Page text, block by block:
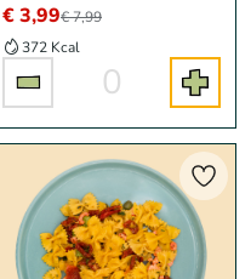
€ 3,99€ 7,99
372 Kcal
0